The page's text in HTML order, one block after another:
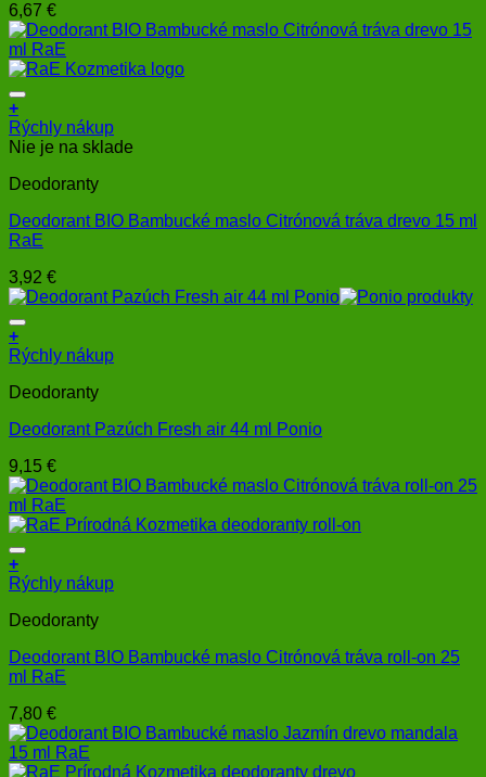
6,67 €
+
Rýchly nákup
Nie je na sklade
Deodoranty
Deodorant BIO Bambucké maslo Citrónová tráva drevo 15 ml
RaE
3,92 €
+
Rýchly nákup
Deodoranty
Deodorant Pazúch Fresh air 44 ml Ponio
9,15 €
+
Rýchly nákup
Deodoranty
Deodorant BIO Bambucké maslo Citrónová tráva roll-on 25
ml RaE
7,80 €